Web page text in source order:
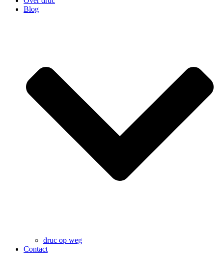
Blog
druc op weg
Contact